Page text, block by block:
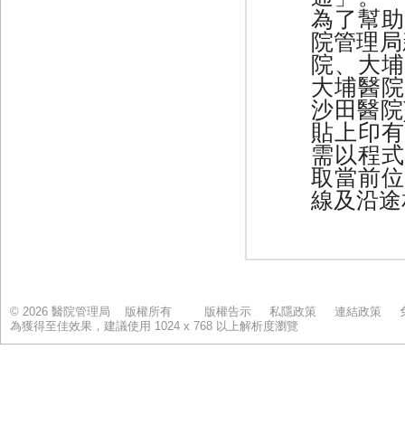
© 2026 醫院管理局 版權所有 版權告示 私隱政策 連結政策
為獲得至佳效果，建議使用 1024 x 768 以上解析度瀏覽